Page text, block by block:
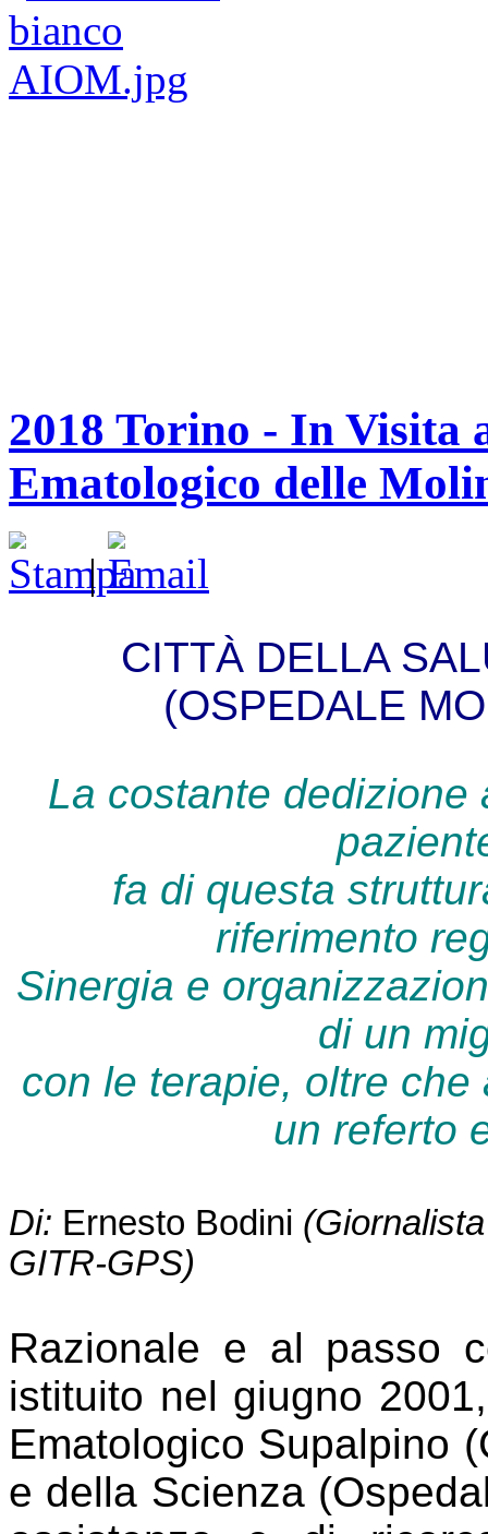
2018 Torino - In Visita
Ematologico delle
|
CITTÀ DELLA
(OSPEDALE
La costante dedizione
fa di questa
riferimento
Sinergia e
di un
con le terapie, oltre che
un referto
Di: Ernesto Bodini
GITR-GPS)
Razionale e al passo
istituito nel giugno
Ematologico Supalpino
e della Scienza